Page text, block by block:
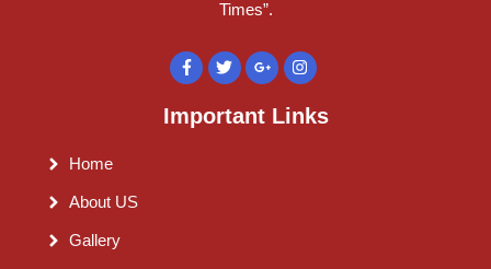
Times”.
Important Links
Home
About US
Gallery